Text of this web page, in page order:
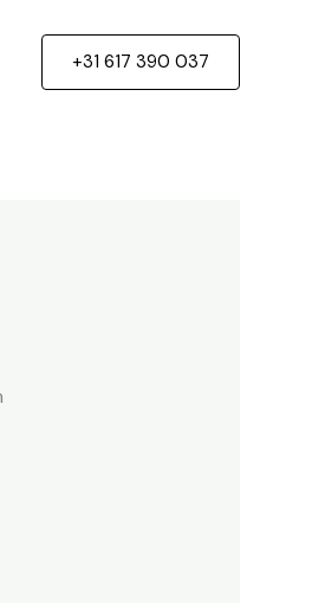
+31 617 390 037